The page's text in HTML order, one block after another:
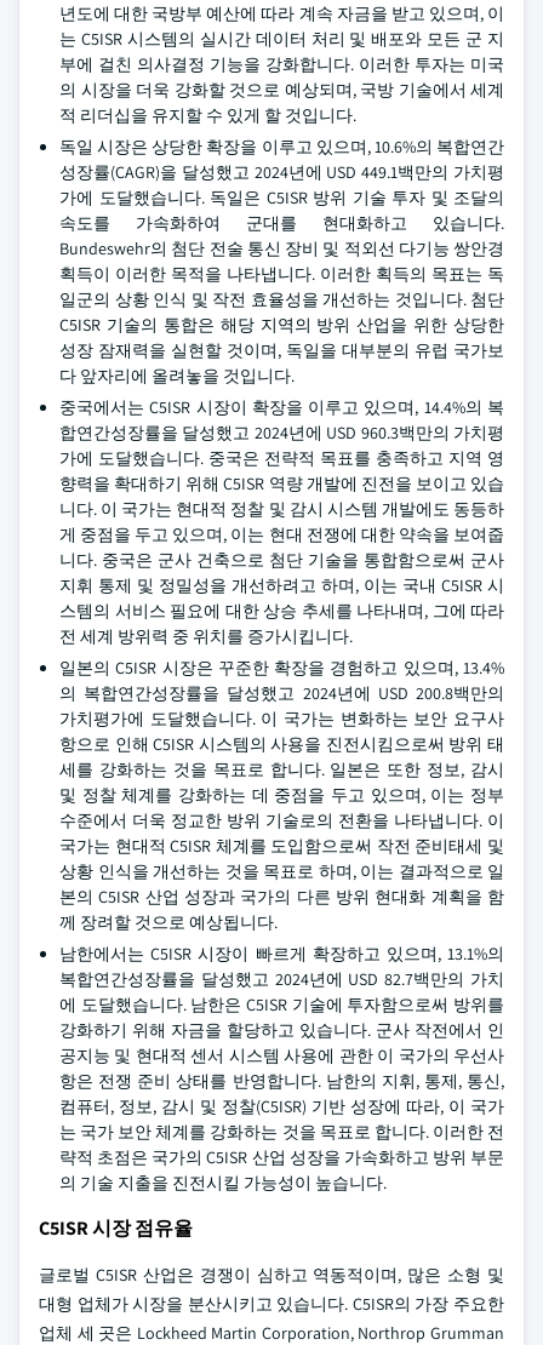
년도에 대한 국방부 예산에 따라 계속 자금을 받고 있으며, 이
는 C5ISR 시스템의 실시간 데이터 처리 및 배포와 모든 군 지
부에 걸친 의사결정 기능을 강화합니다. 이러한 투자는 미국
의 시장을 더욱 강화할 것으로 예상되며, 국방 기술에서 세계
적 리더십을 유지할 수 있게 할 것입니다.
독일 시장은 상당한 확장을 이루고 있으며, 10.6%의 복합연간
성장률(CAGR)을 달성했고 2024년에 USD 449.1백만의 가치평
가에 도달했습니다. 독일은 C5ISR 방위 기술 투자 및 조달의
속도를 가속화하여 군대를 현대화하고 있습니다.
Bundeswehr의 첨단 전술 통신 장비 및 적외선 다기능 쌍안경
획득이 이러한 목적을 나타냅니다. 이러한 획득의 목표는 독
일군의 상황 인식 및 작전 효율성을 개선하는 것입니다. 첨단
C5ISR 기술의 통합은 해당 지역의 방위 산업을 위한 상당한
성장 잠재력을 실현할 것이며, 독일을 대부분의 유럽 국가보
다 앞자리에 올려놓을 것입니다.
중국에서는 C5ISR 시장이 확장을 이루고 있으며, 14.4%의 복
합연간성장률을 달성했고 2024년에 USD 960.3백만의 가치평
가에 도달했습니다. 중국은 전략적 목표를 충족하고 지역 영
향력을 확대하기 위해 C5ISR 역량 개발에 진전을 보이고 있습
니다. 이 국가는 현대적 정찰 및 감시 시스템 개발에도 동등하
게 중점을 두고 있으며, 이는 현대 전쟁에 대한 약속을 보여줍
니다. 중국은 군사 건축으로 첨단 기술을 통합함으로써 군사
지휘 통제 및 정밀성을 개선하려고 하며, 이는 국내 C5ISR 시
스템의 서비스 필요에 대한 상승 추세를 나타내며, 그에 따라
전 세계 방위력 중 위치를 증가시킵니다.
일본의 C5ISR 시장은 꾸준한 확장을 경험하고 있으며, 13.4%
의 복합연간성장률을 달성했고 2024년에 USD 200.8백만의
가치평가에 도달했습니다. 이 국가는 변화하는 보안 요구사
항으로 인해 C5ISR 시스템의 사용을 진전시킴으로써 방위 태
세를 강화하는 것을 목표로 합니다. 일본은 또한 정보, 감시
및 정찰 체계를 강화하는 데 중점을 두고 있으며, 이는 정부
수준에서 더욱 정교한 방위 기술로의 전환을 나타냅니다. 이
국가는 현대적 C5ISR 체계를 도입함으로써 작전 준비태세 및
상황 인식을 개선하는 것을 목표로 하며, 이는 결과적으로 일
본의 C5ISR 산업 성장과 국가의 다른 방위 현대화 계획을 함
께 장려할 것으로 예상됩니다.
남한에서는 C5ISR 시장이 빠르게 확장하고 있으며, 13.1%의
복합연간성장률을 달성했고 2024년에 USD 82.7백만의 가치
에 도달했습니다. 남한은 C5ISR 기술에 투자함으로써 방위를
강화하기 위해 자금을 할당하고 있습니다. 군사 작전에서 인
공지능 및 현대적 센서 시스템 사용에 관한 이 국가의 우선사
항은 전쟁 준비 상태를 반영합니다. 남한의 지휘, 통제, 통신,
컴퓨터, 정보, 감시 및 정찰(C5ISR) 기반 성장에 따라, 이 국가
는 국가 보안 체계를 강화하는 것을 목표로 합니다. 이러한 전
략적 초점은 국가의 C5ISR 산업 성장을 가속화하고 방위 부문
의 기술 지출을 진전시킬 가능성이 높습니다.
C5ISR 시장 점유율
글로벌 C5ISR 산업은 경쟁이 심하고 역동적이며, 많은 소형 및
대형 업체가 시장을 분산시키고 있습니다. C5ISR의 가장 주요한
업체 세 곳은 Lockheed Martin Corporation, Northrop Grumman